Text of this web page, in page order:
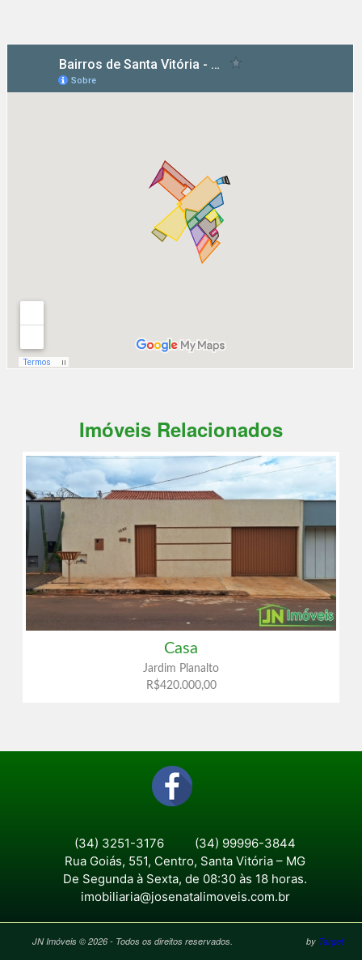
Imóveis Relacionados
Casa
Jardim Planalto
R$420.000,00
(34) 3251-3176
(34) 99996-3844
Rua Goiás, 551, Centro, Santa Vitória – MG
De Segunda à Sexta, de 08:30 às 18 horas.
imobiliaria@josenatalimoveis.com.br
JN Imóveis © 2026 - Todos os direitos reservados. by Target